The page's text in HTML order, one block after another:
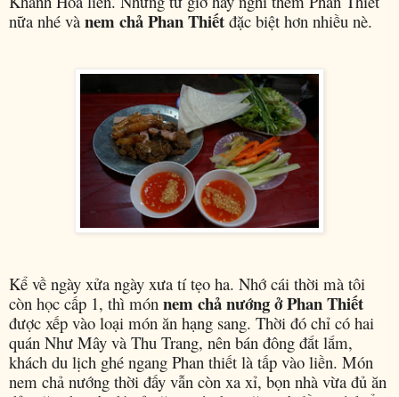
nữa nhé và nem chả Phan Thiết đặc biệt hơn nhiều nè.
Kể về ngày xửa ngày xưa tí tẹo ha. Nhớ cái thời mà tôi
còn học cấp 1, thì món nem chả nướng ở Phan Thiết
được xếp vào loại món ăn hạng sang. Thời đó chỉ có hai
quán Như Mây và Thu Trang, nên bán đông đắt lắm,
khách du lịch ghé ngang Phan thiết là tấp vào liền. Món
nem chả nướng thời đấy vẫn còn xa xỉ, bọn nhà vừa đủ ăn